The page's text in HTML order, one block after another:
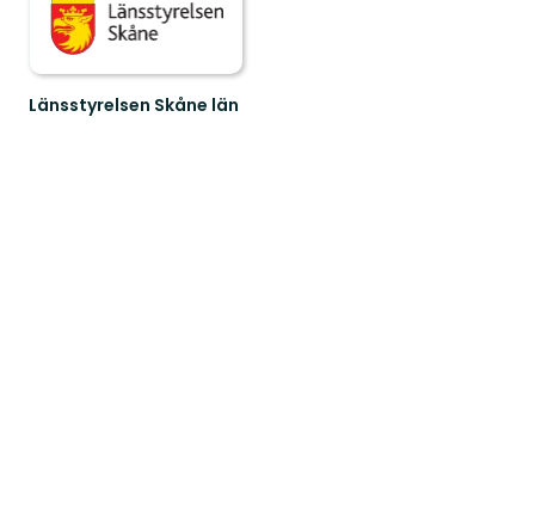
Länsstyrelsen Skåne län